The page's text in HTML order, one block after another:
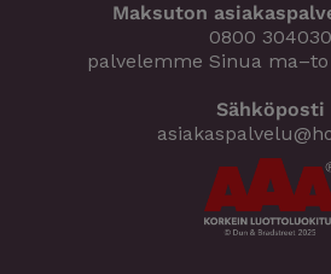
Maksuton
0800 304030
palvelemme Sinua ma–to
Sähköposti